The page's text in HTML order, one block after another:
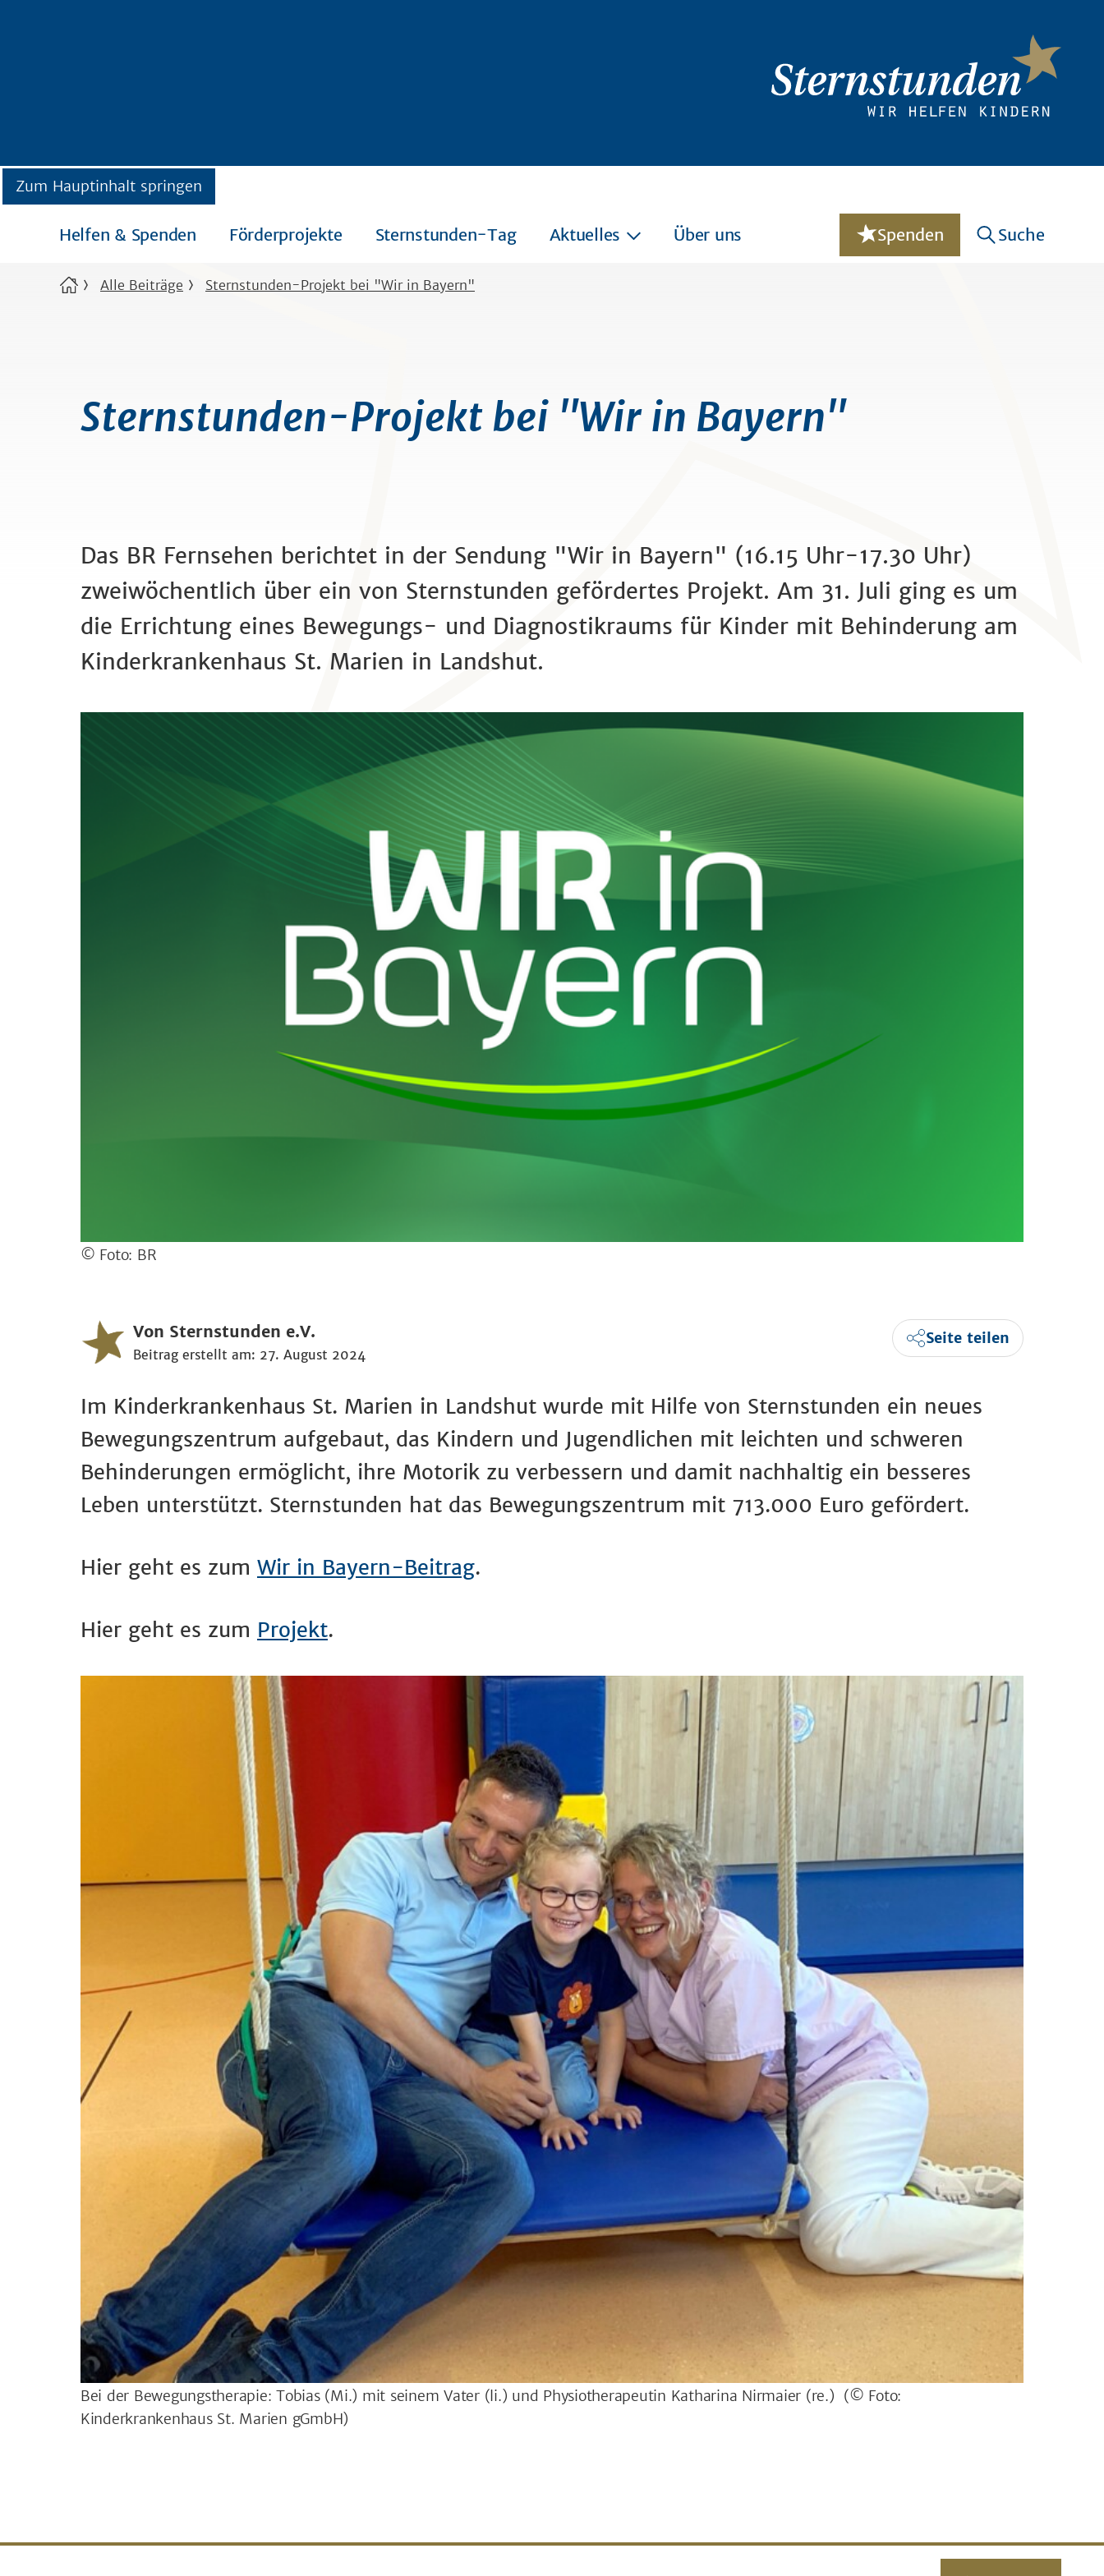
Zum Hauptinhalt springen
Helfen & Spenden Förderprojekte Sternstunden-Tag Aktuelles Über uns Spenden Suche
Alle Beiträge Sternstunden-Projekt bei "Wir in Bayern"
Sternstunden-Projekt bei "Wir in Bayern"
Das BR Fernsehen berichtet in der Sendung "Wir in Bayern" (16.15 Uhr-17.30 Uhr)
zweiwöchentlich über ein von Sternstunden gefördertes Projekt. Am 31. Juli ging es um
die Errichtung eines Bewegungs- und Diagnostikraums für Kinder mit Behinderung am
Kinderkrankenhaus St. Marien in Landshut.
© Foto: BR
Von Sternstunden e.V.
Beitrag erstellt am: 27. August 2024
Seite teilen
Im Kinderkrankenhaus St. Marien in Landshut wurde mit Hilfe von Sternstunden ein neues
Bewegungszentrum aufgebaut, das Kindern und Jugendlichen mit leichten und schweren
Behinderungen ermöglicht, ihre Motorik zu verbessern und damit nachhaltig ein besseres
Leben unterstützt. Sternstunden hat das Bewegungszentrum mit 713.000 Euro gefördert.
Hier geht es zum Wir in Bayern-Beitrag.
Hier geht es zum Projekt.
Bei der Bewegungstherapie: Tobias (Mi.) mit seinem Vater (li.) und Physiotherapeutin Katharina Nirmaier (re.) (© Foto:
Kinderkrankenhaus St. Marien gGmbH)